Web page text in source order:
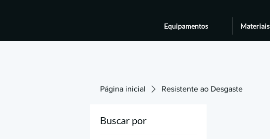
Equipamentos Materiais
Página inicial Resistente ao Desgaste
Buscar por